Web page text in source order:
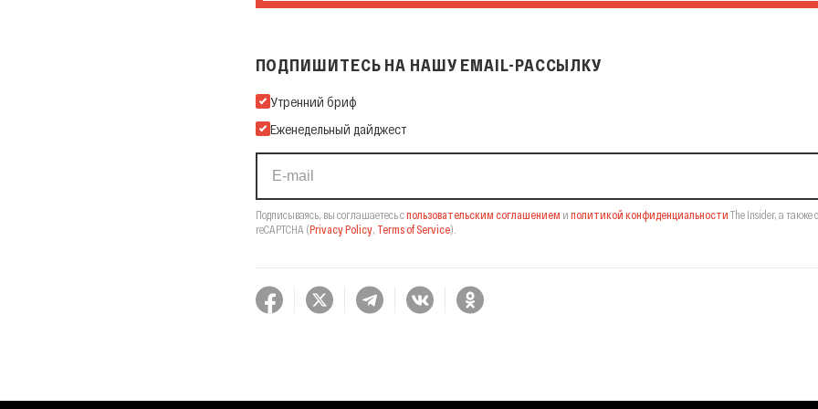
ПОДПИШИТЕСЬ НА НАШУ EMAIL-РАССЫЛКУ
Подпишитесь на нашу Email-рассылку
Утренний бриф
Еженедельный дайджест
Подписываясь, вы соглашаетесь спользовательским соглашением и политикой конфиденциальности The Insider, а также
reCAPTCHA (Privacy Policy, Terms of Service).